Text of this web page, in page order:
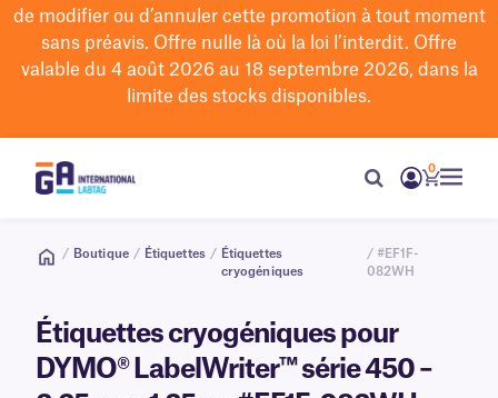
de modifierou d’annuler cette promotion à tout moment
sans préavis. Offre nulle là où la loi l’interdit. Offre
valable du 4 août 2026 au 18 septembre 2026, dans la
limite des stocks disponibles.
0
/ Boutique / Étiquettes / Étiquettes
cryogéniques
/ #EF1F-
082WH
Étiquettes cryogéniques pour
DYMO® LabelWriter™ série 450 –